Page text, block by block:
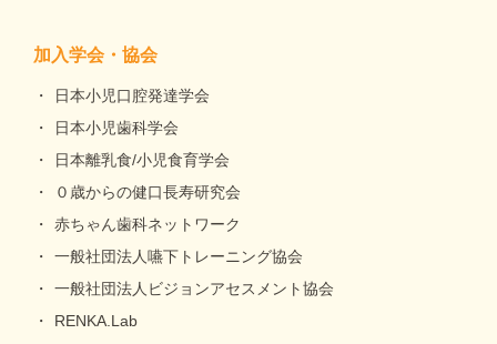
加入学会・協会
日本小児口腔発達学会
日本小児歯科学会
日本離乳食/小児食育学会
０歳からの健口長寿研究会
赤ちゃん歯科ネットワーク
一般社団法人嚥下トレーニング協会
一般社団法人ビジョンアセスメント協会
RENKA.Lab